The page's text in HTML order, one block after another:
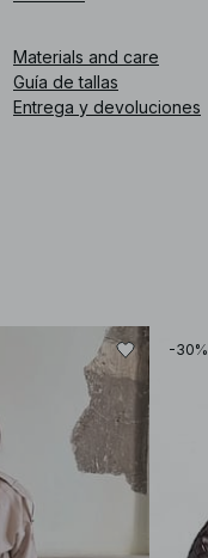
Materials and care
Guía de tallas
Entrega y devoluciones
-30%